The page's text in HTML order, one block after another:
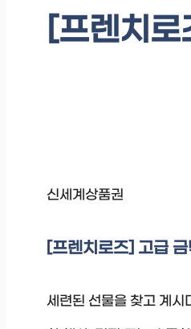
[프렌치
신세계상품권
[프렌치로즈] 고급
세련된 선물을 찾고 계